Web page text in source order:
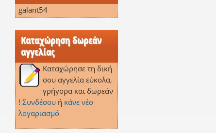
galant54
Καταχώρηση δωρεάν
αγγελίας
Καταχώρησε τη δική
σου αγγελία εύκολα,
γρήγορα και δωρεάν
! Συνδέσουή κάνε νέο
λογαριασμό